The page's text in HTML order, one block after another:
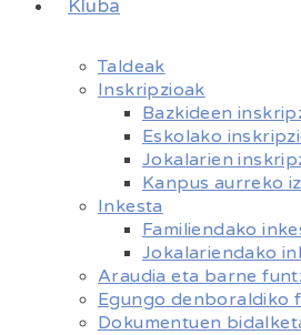
Kluba
Taldeak
Inskripzioak
Bazkideen
Eskolako
Jokalarien
Kanpus aurreko
Inkesta
Familiendako
Jokalariendako
Araudia eta barne
Egungo denboraldiko
Dokumentuen